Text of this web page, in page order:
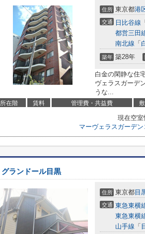
住所 東京都港
交通 日比谷線 「
都営三田
南北線 「
築年 築28年
白金の閑静な住
ヴェラスガーデ
うな...
所在階 賃料 管理費・共益費
現在空室
マーヴェラスガーデ
グランドール目黒
住所 東京都目
交通 東急東横
東急東横
山手線 「